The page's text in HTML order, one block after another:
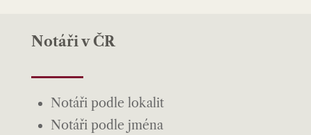
Notáři v ČR
Notáři podle lokalit
Notáři podle jména